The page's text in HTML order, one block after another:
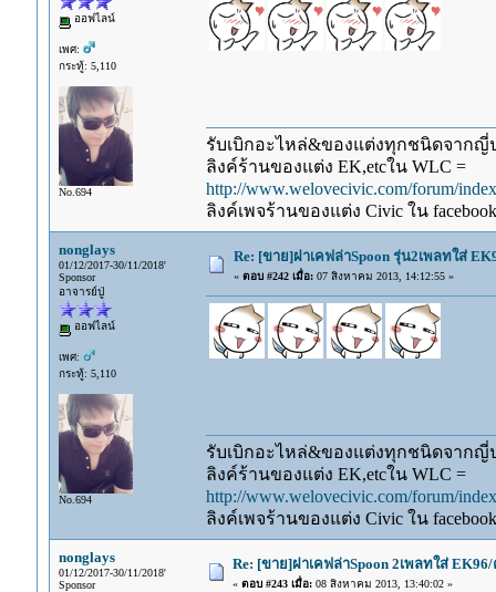
ออฟไลน์
เพศ:
กระทู้: 5,110
No.694
รับเบิกอะไหล่&ของแต่งทุกชนิดจากญี่
ลิงค์ร้านของแต่ง EK,etcใน WLC =
http://www.welovecivic.com/forum/
ลิงค์เพจร้านของแต่ง Civic ใน
nonglays
01/12/2017-30/11/2018'
Sponsor
อาจารย์ปู่
ออฟไลน์
เพศ:
กระทู้: 5,110
No.694
Re: [ขาย]ฝาเคฟล่าSpoon รุ่น2เพลทใส่
« ตอบ #242 เมื่อ:07 สิงหาคม 2013, 14:12:55 »
รับเบิกอะไหล่&ของแต่งทุกชนิดจากญี่
ลิงค์ร้านของแต่ง EK,etcใน WLC =
http://www.welovecivic.com/forum/
ลิงค์เพจร้านของแต่ง Civic ใน
nonglays
01/12/2017-30/11/2018'
Sponsor
Re: [ขาย]ฝาเคฟล่าSpoon 2เพลทใส่
« ตอบ #243 เมื่อ:08 สิงหาคม 2013, 13:40:02 »